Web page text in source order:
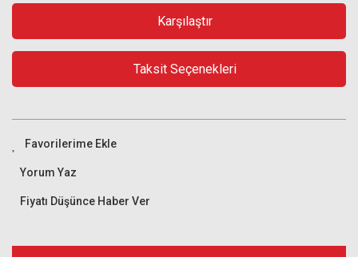
Karşılaştır
Taksit Seçenekleri
Yorum Yaz
Fiyatı Düşünce Haber Ver